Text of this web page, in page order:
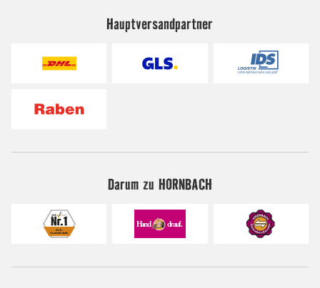
Hauptversandpartner
Darum zu HORNBACH